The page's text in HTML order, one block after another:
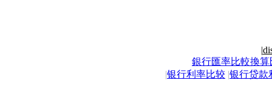
|
銀行匯率比較換算
|银行利率比较 |银行贷款